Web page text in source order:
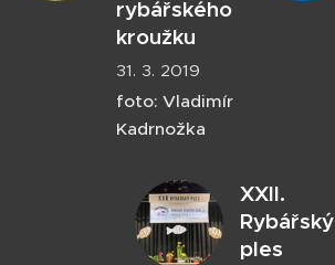
rybářského
kroužku
31. 3. 2019
foto: Vladimír
Kadrnožka
XXII.
Rybářský
ples